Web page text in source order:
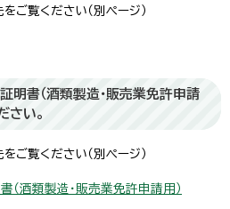
覧ください（別ページ）
書（酒類製造・販売業免許申請
さい。
覧ください（別ページ）
（酒類製造・販売業免許申請用）